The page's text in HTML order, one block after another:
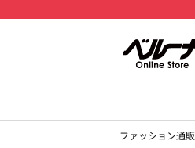
ファッション通